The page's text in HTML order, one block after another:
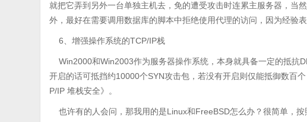
就把它弄到另外一台单独主机去，免的遭受攻击时连累主服务器，当
外，最好在需要调用数据库的脚本中拒绝使用代理的访问，因为经验
6、增强操作系统的TCP/IP栈
Win2000和Win2003作为服务器操作系统，本身就具备一定的抵抗
开启的话可抵挡约10000个SYN攻击包，若没有开启则仅能抵御数百
P/IP 堆栈安全》。
也许有的人会问，那我用的是Linux和FreeBSD怎么办？很简单，按